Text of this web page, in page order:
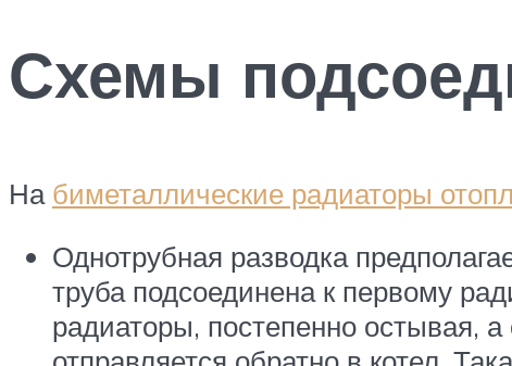
Схемы
На биметаллические радиаторы
Однотрубная разводка
труба подсоединена к первому
радиаторы, постепенно остывая,